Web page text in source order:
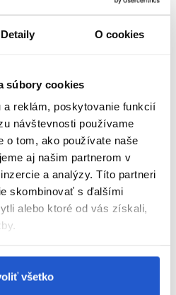
Detaily O cookies
súbory cookies
a reklám, poskytovanie funkcií
návštevnosti používame
o tom, ako používate naše
aj našim partnerom v
a analýzy. Títo partneri
skombinovať s ďalšími
alebo ktoré od vás získali,
všetko
pri strihanie kučeravých vlasov.
PRODUKTY